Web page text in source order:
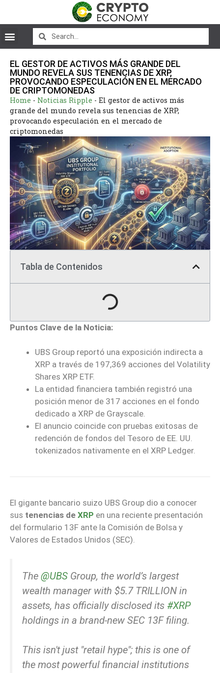
EL GESTOR DE ACTIVOS MÁS GRANDE DEL
MUNDO REVELA SUS TENENCIAS DE XRP,
PROVOCANDO ESPECULACIÓN EN EL MERCADO
DE CRIPTOMONEDAS
Home - Noticias Ripple - El gestor de activos más
grande del mundo revela sus tenencias de XRP,
provocando especulación en el mercado de
criptomonedas
Tabla de Contenidos
Puntos Clave de la Noticia:
UBS Group reportó una exposición indirecta a
XRP a través de 197,369 acciones del Volatility
Shares XRP ETF.
La entidad financiera también registró una
posición menor de 317 acciones en el fondo
dedicado a XRP de Grayscale.
El anuncio coincide con pruebas exitosas de
redención de fondos del Tesoro de EE. UU.
tokenizados nativamente en el XRP Ledger.
El gigante bancario suizo UBS Group dio a conocer
sus tenencias de XRP en una reciente presentación
del formulario 13F ante la Comisión de Bolsa y
Valores de Estados Unidos (SEC).
The @UBS Group, the world’s largest
wealth manager with $5.7 TRILLION in
assets, has officially disclosed its #XRP
holdings in a brand-new SEC 13F filing.
This isn't just "retail hype"; this is one of
the most powerful financial institutions